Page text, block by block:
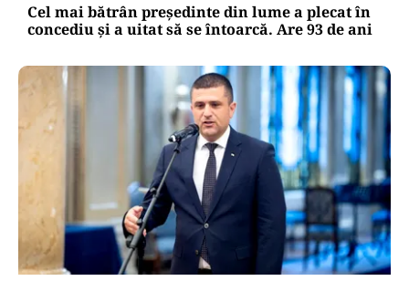
Cel mai bătrân președinte din lume a plecat în
concediu și a uitat să se întoarcă. Are 93 de ani